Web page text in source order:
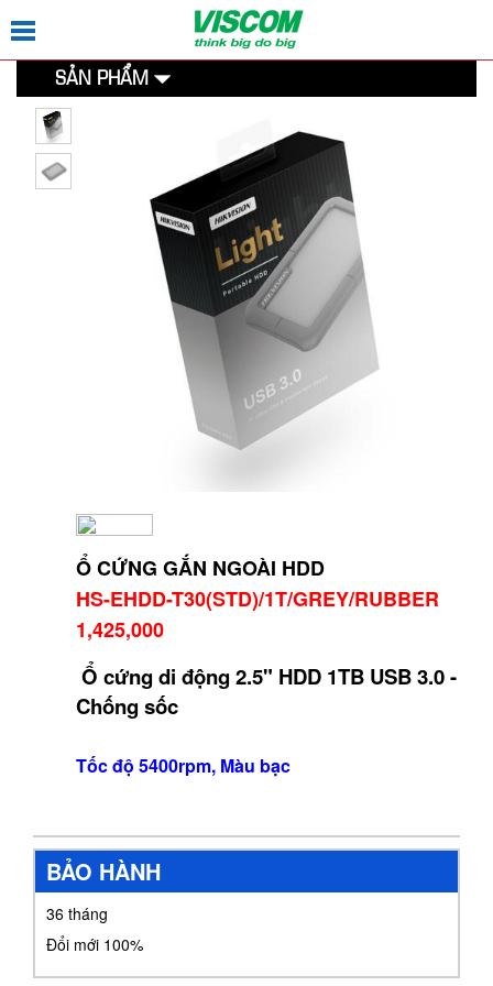
SẢN PHẨM
Ổ CỨNG GẮN NGOÀI HDD
HS-EHDD-T30(STD)/1T/GREY/RUBBER
1,425,000
Ổ cứng di động 2.5" HDD 1TB USB 3.0 -
Chống sốc
Tốc độ 5400rpm, Màu bạc
BẢO HÀNH
36 tháng
Đổi mới 100%